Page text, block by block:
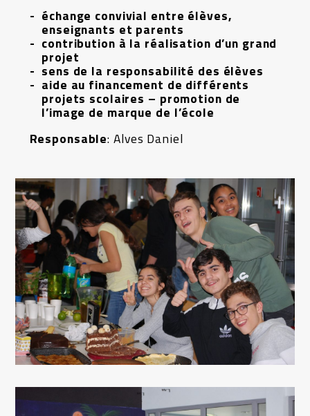
échange convivial entre élèves,
enseignants et parents
contribution à la réalisation d’un grand
projet
sens de la responsabilité des élèves
aide au financement de différents
projets scolaires – promotion de
l’image de marque de l’école
Responsable: Alves Daniel